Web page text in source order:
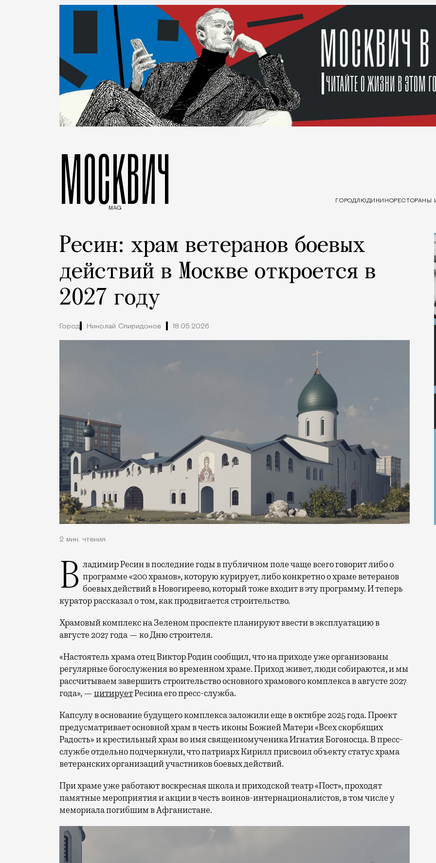
МОСКВИЧ
MAG
ГОРОДЛЮДИ КИНОРЕСТОРАНЫ
Ресин: храм ветеранов боевых
действий в Москве откроется в
2027 году
Город Николай Спиридонов 18.05.2026
2 мин. чтения
Владимир Ресин в последние годы в публичном поле чаще всего говорит либо о программе «200 храмов», которую курирует, либо конкретно о храме ветеранов
боевых действий в Новогиреево, который тоже входит в эту программу. И теперь
куратор рассказал о том, как продвигается строительство.
Храмовый комплекс на Зеленом проспекте планируют ввести в эксплуатацию в
августе 2027 года — ко Дню строителя.
«Настоятель храма отец Виктор Родин сообщил, что на приходе уже организованы
регулярные богослужения во временном храме. Приход живет, люди собираются, и мы
рассчитываем завершить строительство основного храмового комплекса в августе 2027
года», — цитируетРесина его пресс-служба.
Капсулу в основание будущего комплекса заложили еще в октябре 2025 года. Проект
предусматривает основной храм в честь иконы Божией Матери «Всех скорбящих
Радость» и крестильный храм во имя священномученика Игнатия Богоносца. В пресс-
службе отдельно подчеркнули, что патриарх Кирилл присвоил объекту статус храма
ветеранских организаций участников боевых действий.
При храме уже работают воскресная школа и приходской театр «Пост», проходят
памятные мероприятия и акции в честь воинов-интернационалистов, в том числе у
мемориала погибшим в Афганистане.